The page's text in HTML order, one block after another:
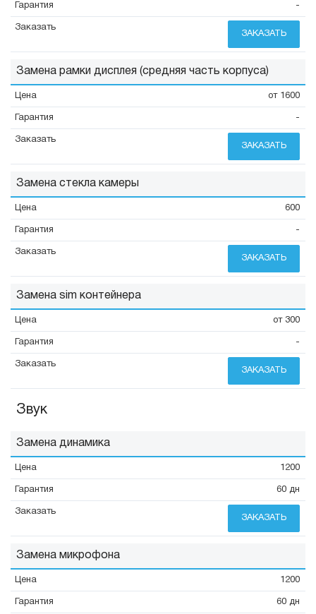
-
ЗАКАЗАТЬ
Замена рамки дисплея (средняя часть корпуса)
от 1600
-
ЗАКАЗАТЬ
Замена стекла камеры
600
-
ЗАКАЗАТЬ
Замена sim контейнера
от 300
-
ЗАКАЗАТЬ
Звук
Замена динамика
1200
60 дн
ЗАКАЗАТЬ
Замена микрофона
1200
60 дн